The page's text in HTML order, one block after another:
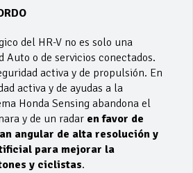
del HR-V no es solo una
Auto o de servicios conectados.
activa y de propulsión. En
activa y de ayudas a la
Honda Sensing abandona el
y de un radar en favor de
angular de alta resolución y
para mejorar la
y ciclistas.